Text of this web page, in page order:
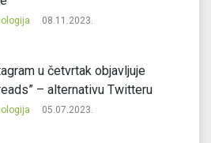
08.11.2023.
u četvrtak objavljuje
– alternativu Twitteru
05.07.2023.